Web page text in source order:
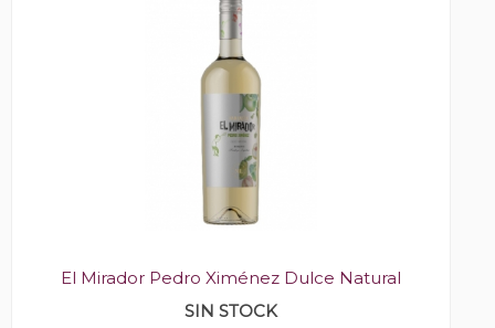
El Mirador Pedro Ximénez Dulce Natural
SIN STOCK